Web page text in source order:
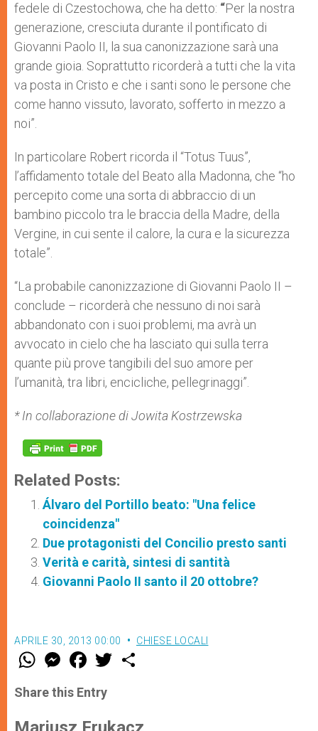
fedele di Czestochowa, che ha detto: “Per la nostra
generazione, cresciuta durante il pontificato di
Giovanni Paolo II, la sua canonizzazione sarà una
grande gioia. Soprattutto ricorderà a tutti che la vita
va posta in Cristo e che i santi sono le persone che
come hanno vissuto, lavorato, sofferto in mezzo a
noi”.
In particolare Robert ricorda il “Totus Tuus”,
l’affidamento totale del Beato alla Madonna, che “ho
percepito come una sorta di abbraccio di un
bambino piccolo tra le braccia della Madre, della
Vergine, in cui sente il calore, la cura e la sicurezza
totale”.
“La probabile canonizzazione di Giovanni Paolo II –
conclude – ricorderà che nessuno di noi sarà
abbandonato con i suoi problemi, ma avrà un
avvocato in cielo che ha lasciato qui sulla terra
quante più prove tangibili del suo amore per
l’umanità, tra libri, encicliche, pellegrinaggi”.
* In collaborazione di Jowita Kostrzewska
Related Posts:
Álvaro del Portillo beato: "Una felice
coincidenza"
Due protagonisti del Concilio presto santi
Verità e carità, sintesi di santità
Giovanni Paolo II santo il 20 ottobre?
APRILE 30, 2013 00:00 CHIESE LOCALI
W
t
s
p
M
e
s
e
g
F
a
e
b
o
w
r
Share this Entry